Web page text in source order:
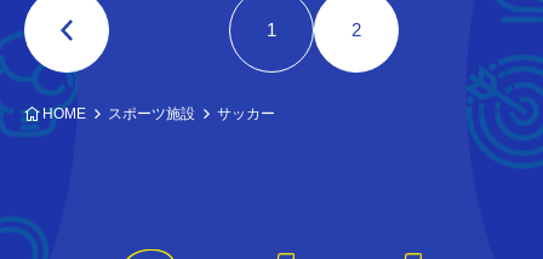
1 2
HOME スポーツ施設 サッカー